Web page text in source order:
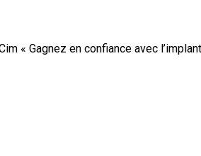
« Gagnez en confiance avec